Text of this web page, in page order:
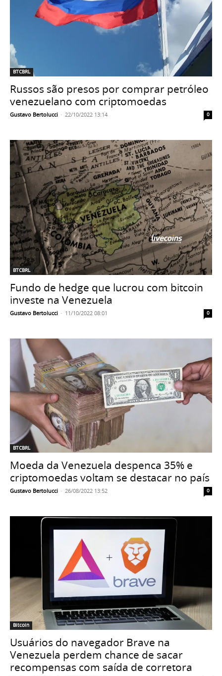
BTCBRL
Russos são presos por comprar petróleo
venezuelano com criptomoedas
Gustavo Bertolucci - 22/10/2022 13:14 0
BTCBRL
Fundo de hedge que lucrou com bitcoin
investe na Venezuela
Gustavo Bertolucci - 11/10/2022 08:01 0
BTCBRL
Moeda da Venezuela despenca 35% e
criptomoedas voltam se destacar no país
Gustavo Bertolucci - 26/08/2022 13:52 0
Bitcoin
Usuários do navegador Brave na
Venezuela perdem chance de sacar
recompensas com saída de corretora